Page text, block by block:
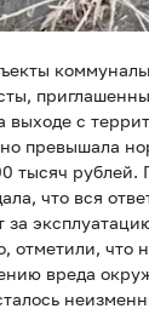
выходе с
превышала
рублей.
что вся
за
отметили,
вреда